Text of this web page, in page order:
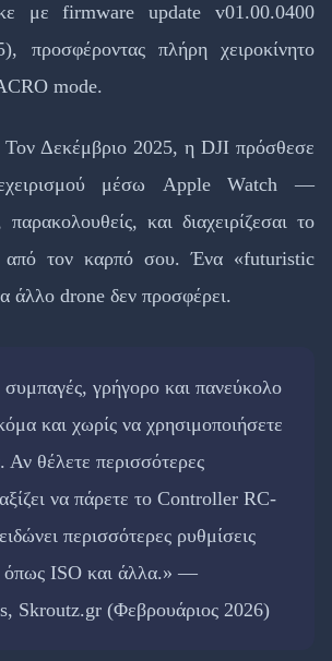
με firmware update v01.00.0400
προσφέροντας πλήρη χειροκίνητο
mode.
Τον Δεκέμβριο 2025, η DJI πρόσθεσε
μέσω Apple Watch —
παρακολουθείς, και διαχειρίζεσαι το
από τον καρπό σου. Ένα «futuristic
άλλο drone δεν προσφέρει.
συμπαγές, γρήγορο και πανεύκολο
και χωρίς να χρησιμοποιήσετε
Αν θέλετε περισσότερες
να πάρετε το Controller RC-
περισσότερες ρυθμίσεις
όπως ISO και άλλα.» —
Skroutz.gr (Φεβρουάριος 2026)